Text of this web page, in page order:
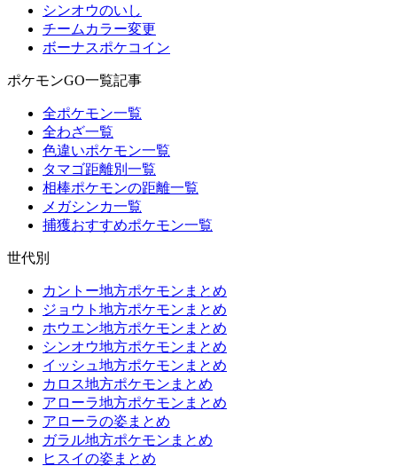
シンオウのいし
チームカラー変更
ボーナスポケコイン
ポケモンGO一覧記事
全ポケモン一覧
全わざ一覧
色違いポケモン一覧
タマゴ距離別一覧
相棒ポケモンの距離一覧
メガシンカ一覧
捕獲おすすめポケモン一覧
世代別
カントー地方ポケモンまとめ
ジョウト地方ポケモンまとめ
ホウエン地方ポケモンまとめ
シンオウ地方ポケモンまとめ
イッシュ地方ポケモンまとめ
カロス地方ポケモンまとめ
アローラ地方ポケモンまとめ
アローラの姿まとめ
ガラル地方ポケモンまとめ
ヒスイの姿まとめ